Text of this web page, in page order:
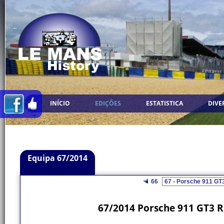
INÍCIO EDIÇÕES ESTATISTICA
Equipa 67/2014
66
67/2014 Porsche 911 GT3